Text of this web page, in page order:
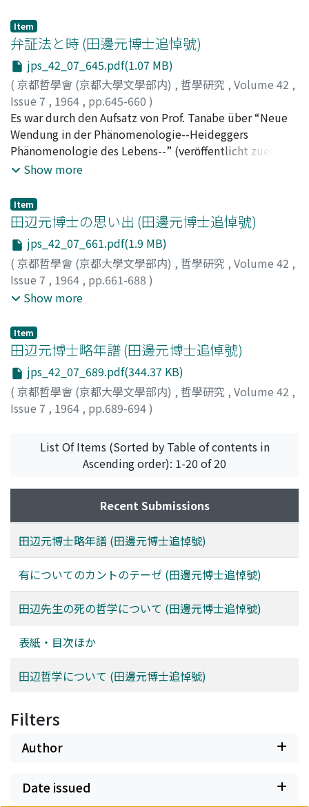
Aufgeben der Vernunft, ein Durchbruch des Bereiches
der Noetik und ein in sich Zusammenfallen der
"Philosophie" im bisherigen Sinn. Gerade damit
geschieht aber eine Wende vom Abgrund her, denn in
dem Sprung selbst kommt das Nichts nun mit einer
sozusagen Sein-spendenden "Tätigkeit" entgegen. Das
Nichts gewährt demjenigen, der sich ihm aufgibt, eine
neue Existenz: es lässt ihn wieder auferstehen. Das
Nichts stellt sich nunmehr als eigentlich jenseits der
Relativität von Sein und Nichts Stehendes, als das
gegebenen neuen Existenz, die von Tanabe als "Tod qua
Auferstehung" bestimmt wird, wird zugleich dem
philosophischen Denken ein neues Niveau der
Möglichkeit erteilt, und zwar wird es von der Seite des
absoluten Nichts geöffnet. Das "Sein" kommt auf
diesem Niveau überall als das "Sein qua Nichts", d. h.
im Charakter eines Symbols, vor. Auf solcher Grundlage
System, das in seinem Umfang mit dem Hegelschen
System wetteifert und ausserdem in der eindringlichen
Beschäftigung mit den Grundfragen der heutigen
Mathematik jenes hinter sich lässt. In seinen letzten
Jahren gab er seinem System den Namen "Philosophie
des Todes." Er setzte sich darin am meisten mit dem
Dichtungen des sogenannten französischen
Symbolismus, wie diejenigen von Mallarmé und Valéry,
in sich enthalten. Dabei wurde eine neue Idee der
"Existenz-Gemeinschaft" herausgearbeitet, deren
Verwirklichung er in dem buddhistischen "Weg
Bodhisattvas" zu erkennen glaubte. Eine kurze
Erläuterung dieser Idee ist auch in diesem Vortrag
gegeben.
based upon, so to say, a behavioral transactions
between man and nature. In his subsequent occupation
with philosophies of politics and religion, he remained
always true to his original aspiration to go to the end of
the dialectical, existentially committed way of
thinking. His philosophy of religion in particular shows
us a remarkable attempt to do justice both to the
religous personalism and the pantheistic way while
being fully aware of the conflict between the two.
beiden vermittelnd verwirklicht, ist die Tat des
Individuums. Nach Tanabe ist die Philosophie nichts
anderes als das Selbstverständnis dieser Tat. So ist bei
ihm der konsequente Logizismus (d. h. die Logik der
absoluten Dialektik od. der absoluten Vermittlung),
den man manchmal als einen eigentümlichen Charakter
seiner Philosophie bezeichnet, begründet auf die
existentielle Tat des Individuums. Und diese Tat
bekam, besonders nach der „Philosophie als
Metanoetik" (1946), mehr als vorher, eine religiöse
Sterbens im eigenen Tode. Deshalb, kann man sagen,
die letzte Gestalt der Tanabe'schen Philosophie ist die
Todesphilosophie als das Selbstverständnis des eigenen
Todes oder genauer als das Selbstverständnis von „Tod-
und-Auferstehung". Ich möchte in diesem Aufsatz
deutlich machen, besonders durch Bezugnahme auf
sein Buch „Dialektik des Christentumus"(1948), d. h.
bedeutsamen Zusammenhang zwischen dieser
Gestaltung seiner Todesphlosophie und seiner
Auseinandersetzung mit dem christlichen Glauben und
Gedanken gibt. Ich glaube, daß wir einerseits die
positive Bedeutung, welche seine philosophische
Apologetik für das Christentum hat, vollständig
her, aber wir wiederum doch anderseits, vom selben
Standpunkt her, klar machen sollen, daß es eine Grenze
in seiner philosophischen Apologetik gibt, die er selbst
bekennen mußte, und in welchem Sinne diese Grenze
besteht. Und solche Erwägung wird uns vielleicht zum
Problem führen, wie es mit dem Verhältnis zwischen
der Philosophie des Todes und der Theologie des
Todes steht.
Item
弁証法と時 (田邊元博士追悼號)
jps_42_07_645.pdf(1.07 MB)
( 京都哲學會 (京都大學文學部内) , 哲學研究 , Volume 42 ,
Issue 7 , 1964 , pp.645-660 )
辻村, 公一;Tsujimura, Kôichi;ツジムラ, コウイチ
Es war durch den Aufsatz von Prof. Tanabe über “Neue
Wendung in der Phänomenologie--Heideggers
Phänomenologie des Lebens--” (verӧffentlicht zuerst
1924, jetzt in seinen “Sämtlichen Werken” Bd. IV. S. 17-
Gedanke dieses Denkes zum erstenmal uns in Japan
bekannt wurde. Seitdem ist das Denken Heideggers für
das Tanabes bis zu seiner letzten Arbeit an der
“Philosophie des Todes” (einem noch nicht
verӧffentlichten Nachlaß) ständig einer derjenigen
Gedanken geblieben, die von ihm eine jeweils erneute
Aneignung und Auseinandersetzung verlangt haben.
Anmerkung unter dem obengenannten Titel gewagt
worden. Der Titel, dessen beide Worte je den
Wesensort der genannten Denker nennen, soil einen Teil
des Versuches anzeigen, der Differenz ihres Denkens ein
wenig nachzugehen. Um sie ans Licht zu bringen, ist
zuerst eine Gegenüberstellung der von ihnen beiden
Interpretationen zum Parmenideischen Satz versucht
worden, der lautet: τò γàρ αùτò νοείν έστίν τε καί είναι (Fr.
gesagt, “Sein und Denken” ist nach Heideggers Einsicht
“der Leittitel der metaphysischen Bestimmung des
Seins des Seinden”, wobei das Wesen der Identität
gerade deswegen niemals durch die Metaphysik in
west durch das Denken Heideggers zunächst als
welchem Verhältnis sich das Sein gleichzeitig mit einer
Verwandlung des Denkens selbst, d. h. mit der des
“metaphysischen” durch den “Sprung des Denkens”
zum “Andenken” an den anderen Anfang, in die
“Wahrheit des Seins” kehrt. Dieses
“Zusammengehӧren” metaphysisch-dialektisch zu
denken ist, erblitzt zu gehӧriger Zeit-als “Ereignis”. Das
“Ereignis”, “Eräugnis”, “Erblicken”, das heißt hier
dessen, was heute rund um den Erdball ist. Ohne in
dieses schwer zu sagende Verhältnis, in dem wir doch
Show more
Item
田辺元博士の思い出 (田邊元博士追悼號)
jps_42_07_661.pdf(1.9 MB)
( 京都哲學會 (京都大學文學部内) , 哲學研究 , Volume 42 ,
Issue 7 , 1964 , pp.661-688 )
相原, 信作;天野, 貞祐
穣;土井, 虎賀寿
Ishizawa, K.;Ishida, S. ;Ueda, T.;Ueda, Y.;Omodaka, H.
Kitamori, K.
Kôsaka, M. Kôyama, I. Takahashi, Y.
T.; Nogami, Y.;アイハラ;アマノ;イシザワ
ウエダ;オモダカ;キタモリ;コウサカ;コウヤマ;タカハシ ;
ドイ; ノガミ
Show more
Item
田辺元博士略年譜 (田邊元博士追悼號)
jps_42_07_689.pdf(344.37 KB)
( 京都哲學會 (京都大學文學部内) , 哲學研究 , Volume 42 ,
Issue 7 , 1964 , pp.689-694)
List Of Items (Sorted by Table of contents in
Ascending order): 1-20 of 20
Recent Submissions
田辺元博士略年譜 (田邊元博士追悼號)
有についてのカントのテーゼ (田邊元博士追悼號)
田辺先生の死の哲学について (田邊元博士追悼號)
表紙・目次ほか
田辺哲学について (田邊元博士追悼號)
Filters
Author
Date issued